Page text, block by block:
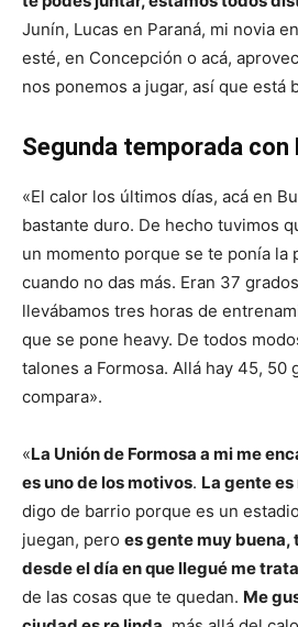
Junín, Lucas en Paraná, mi novia
esté, en Concepción o acá,
nos ponemos a jugar, así que está
Segunda temporada con
«El calor los últimos días, acá en
bastante duro. De hecho tuvimos
un momento porque se te ponía la
cuando no das más. Eran 37
llevábamos tres horas de
que se pone heavy. De todos
talones a Formosa. Allá hay 45, 50
compara».
«La Unión de Formosa a mi me
es uno de los motivos. La gente es
digo de barrio porque es un
juegan, pero es gente muy
desde el día en que llegué me
de las cosas que te quedan. Me